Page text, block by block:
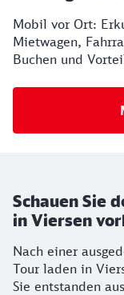
Mobil vor Ort:
Mietwagen,
Buchen und
Schauen Sie
in Viersen
Nach einer
Tour laden in
Sie entstanden